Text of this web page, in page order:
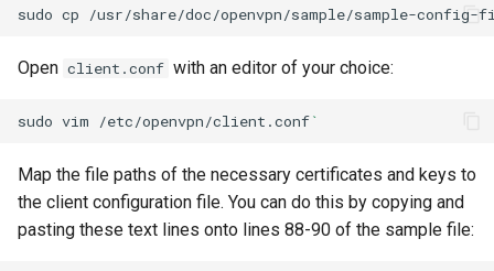
sudo cp /usr/share/doc/openvpn/sample/sample-
Open client.conf with an editor of your choice:
sudo vim /etc/openvpn/client.conf`
Map the file paths of the necessary certificates and keys to
the client configuration file. You can do this by copying and
pasting these text lines onto lines 88-90 of the sample file: